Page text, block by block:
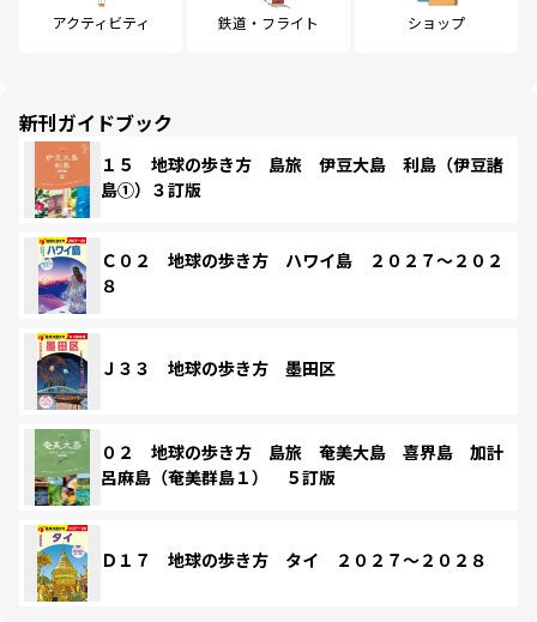
アクティビティ 鉄道・フライト ショップ
新刊ガイドブック
１５ 地球の歩き方 島旅 伊豆大島 利島（伊豆諸
島①）３訂版
Ｃ０２ 地球の歩き方 ハワイ島 ２０２７～２０２
８
Ｊ３３ 地球の歩き方 墨田区
０２ 地球の歩き方 島旅 奄美大島 喜界島 加計
呂麻島（奄美群島１） ５訂版
Ｄ１７ 地球の歩き方 タイ ２０２７～２０２８